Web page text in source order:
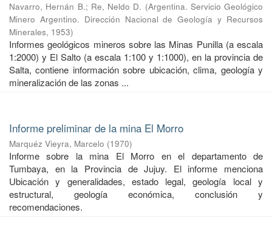
Navarro, Hernán B.; Re, Neldo D. (Argentina. Servicio Geológico
Minero Argentino. Dirección Nacional de Geología y Recursos
Minerales, 1953)
Informes geológicos mineros sobre las Minas Punilla (a escala
1:2000) y El Salto (a escala 1:100 y 1:1000), en la provincia de
Salta, contiene información sobre ubicación, clima, geología y
mineralización de las zonas ...
Informe preliminar de la mina El Morro
Marquéz Vieyra, Marcelo (1970)
Informe sobre la mina El Morro en el departamento de
Tumbaya, en la Provincia de Jujuy. El informe menciona
Ubicación y generalidades, estado legal, geología local y
estructural, geología económica, conclusión y
recomendaciones.